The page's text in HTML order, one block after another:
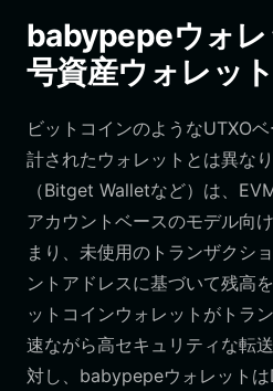
babypepeウォ
号資産ウォレッ
ビットコインのようなUTXO
計されたウォレットとは異な
（Bitget Walletなど）は、
アカウントベースのモデル向
まり、未使用のトランザクシ
ントアドレスに基づいて残高
ットコインウォレットがトラ
速ながら高セキュリティな転
対し、babypepeウォレット